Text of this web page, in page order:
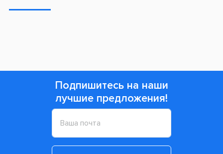
Подпишитесь на наши
лучшие предложения!